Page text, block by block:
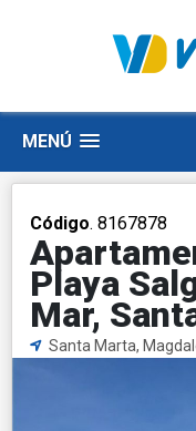
MENÚ
Código. 8167878
Playa
Mar,
Santa Marta,